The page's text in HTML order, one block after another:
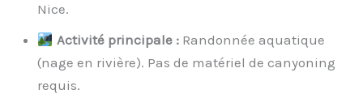
Nice.
Activité principale :Randonnée aquatique
(nage en rivière). Pas de matériel de canyoning
requis.